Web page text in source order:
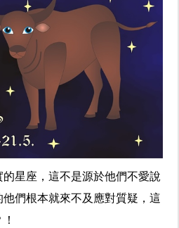
星座，這不是源於他們不愛說
他們根本就來不及應對質疑，這